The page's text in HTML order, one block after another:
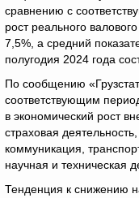
сравнению с
рост реального
7,5%, а средний
полугодия 2024 года
По сообщению
соответствующим
в экономический рост
страховая
коммуникация,
научная и техническая
Тенденция к снижению